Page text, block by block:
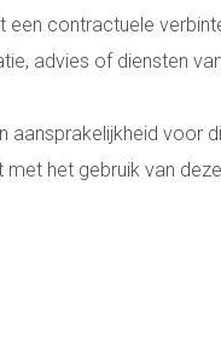
een contractuele
advies of diensten
aansprakelijkheid voor
het gebruik van